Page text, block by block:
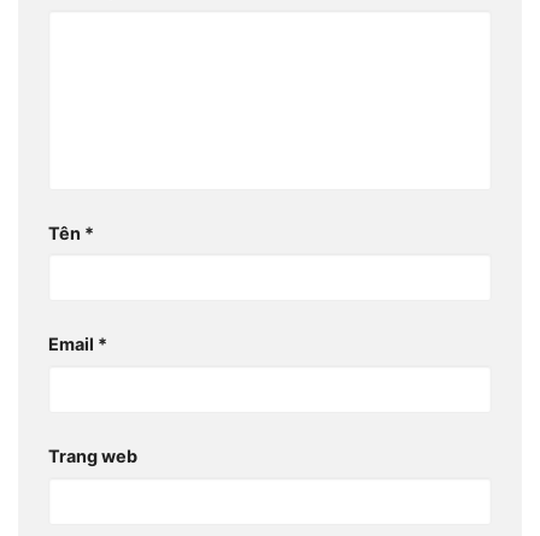
Tên *
Email *
Trang web